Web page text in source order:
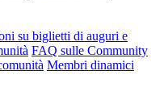
su biglietti di auguri e
FAQ sulle Community
Membri dinamici